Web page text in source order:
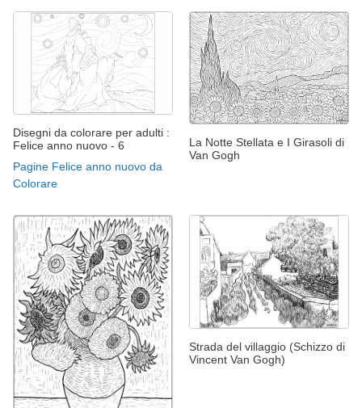
Disegni da colorare per adulti :
Felice anno nuovo - 6
Pagine Felice anno nuovo da
Colorare
La Notte Stellata e I Girasoli di
Van Gogh
Strada del villaggio (Schizzo di
Vincent Van Gogh)